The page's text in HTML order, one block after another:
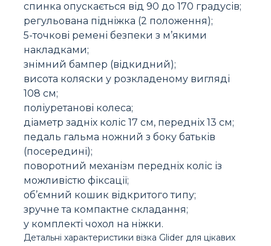
спинка опускається від 90 до 170 градусів;
регульована підніжка (2 положення);
5-точкові ремені безпеки з м’якими
накладками;
знімний бампер (відкидний);
висота коляски у розкладеному вигляді
108 см;
поліуретанові колеса;
діаметр задніх коліс 17 см, передніх 13 см;
педаль гальма ножний з боку батьків
(посередині);
поворотний механізм передніх коліс із
можливістю фіксації;
об’ємний кошик відкритого типу;
зручне та компактне складання;
у комплекті чохол на ніжки.
Детальні характеристики візка Glider для цікавих